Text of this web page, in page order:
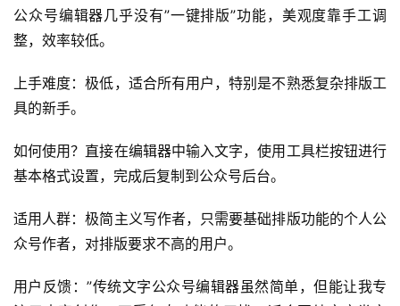
公众号编辑器几乎没有”一键排版”功能，美观度靠手工调
整，效率较低。
上手难度：极低，适合所有用户，特别是不熟悉复杂排版工
具的新手。
如何使用？直接在编辑器中输入文字，使用工具栏按钮进行
基本格式设置，完成后复制到公众号后台。
适用人群：极简主义写作者，只需要基础排版功能的个人公
众号作者，对排版要求不高的用户。
用户反馈：”传统文字公众号编辑器虽然简单，但能让我专